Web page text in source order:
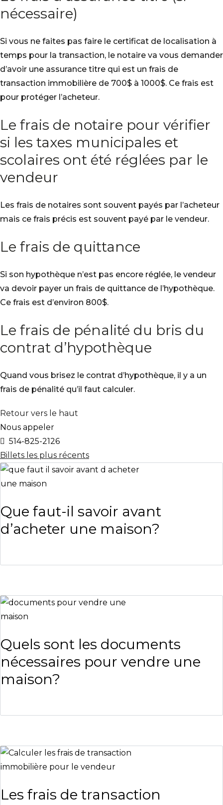
nécessaire)
Si vous ne faites pas faire le certificat de localisation à
temps pour la transaction, le notaire va vous demander
d’avoir une assurance titre qui est un frais de
transaction immobilière de 700$ à 1000$. Ce frais est
pour protéger l’acheteur.
Le frais de notaire pour vérifier
si les taxes municipales et
scolaires ont été réglées par le
vendeur
Les frais de notaires sont souvent payés par l’acheteur
mais ce frais précis est souvent payé par le vendeur.
Le frais de quittance
Si son hypothèque n’est pas encore réglée, le vendeur
va devoir payer un frais de quittance de l’hypothèque.
Ce frais est d’environ 800$.
Le frais de pénalité du bris du
contrat d’hypothèque
Quand vous brisez le contrat d’hypothèque, il y a un
frais de pénalité qu’il faut calculer.
Retour vers le haut
Nous appeler
514-825-2126
Billets les plus récents
Que faut-il savoir avant
d’acheter une maison?
Quels sont les documents
nécessaires pour vendre une
maison?
Les frais de transaction